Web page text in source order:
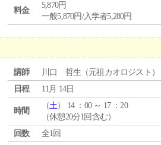
料金
5,870円
一般5,870円/入学者5,280円
講師
川口 哲生（元祖カオロジスト）
日程
11月 14日
時間
（土） 14 ：00 ～ 17 ：20
（休憩20分1回含む）
回数
全1回